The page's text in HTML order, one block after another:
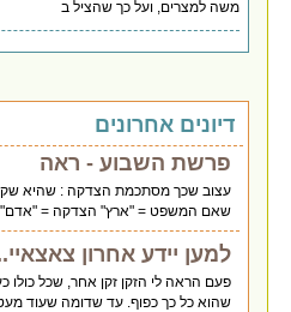
משה למצרים, ועל כך שהציל ב
דיונים אחרונים
פרשת השבוע - ראה
עצוב שכך מסתכמת הצדקה : שהיא
שאם המשפט = "ארץ" הצדקה = "אדם"
למען יידע אחרון
פעם הראה לי הזקן זקן אחר, שכל כולו
שהוא כל כך כפוף. עד שדומה שעוד מעט